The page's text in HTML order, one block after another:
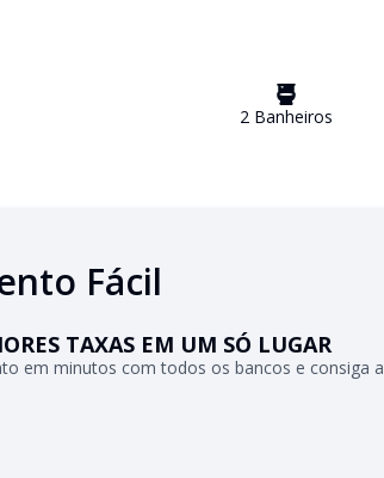
2Banheiros
Fácil
TAXAS EM UM SÓ LUGAR
em minutos com todos os bancos e consiga a